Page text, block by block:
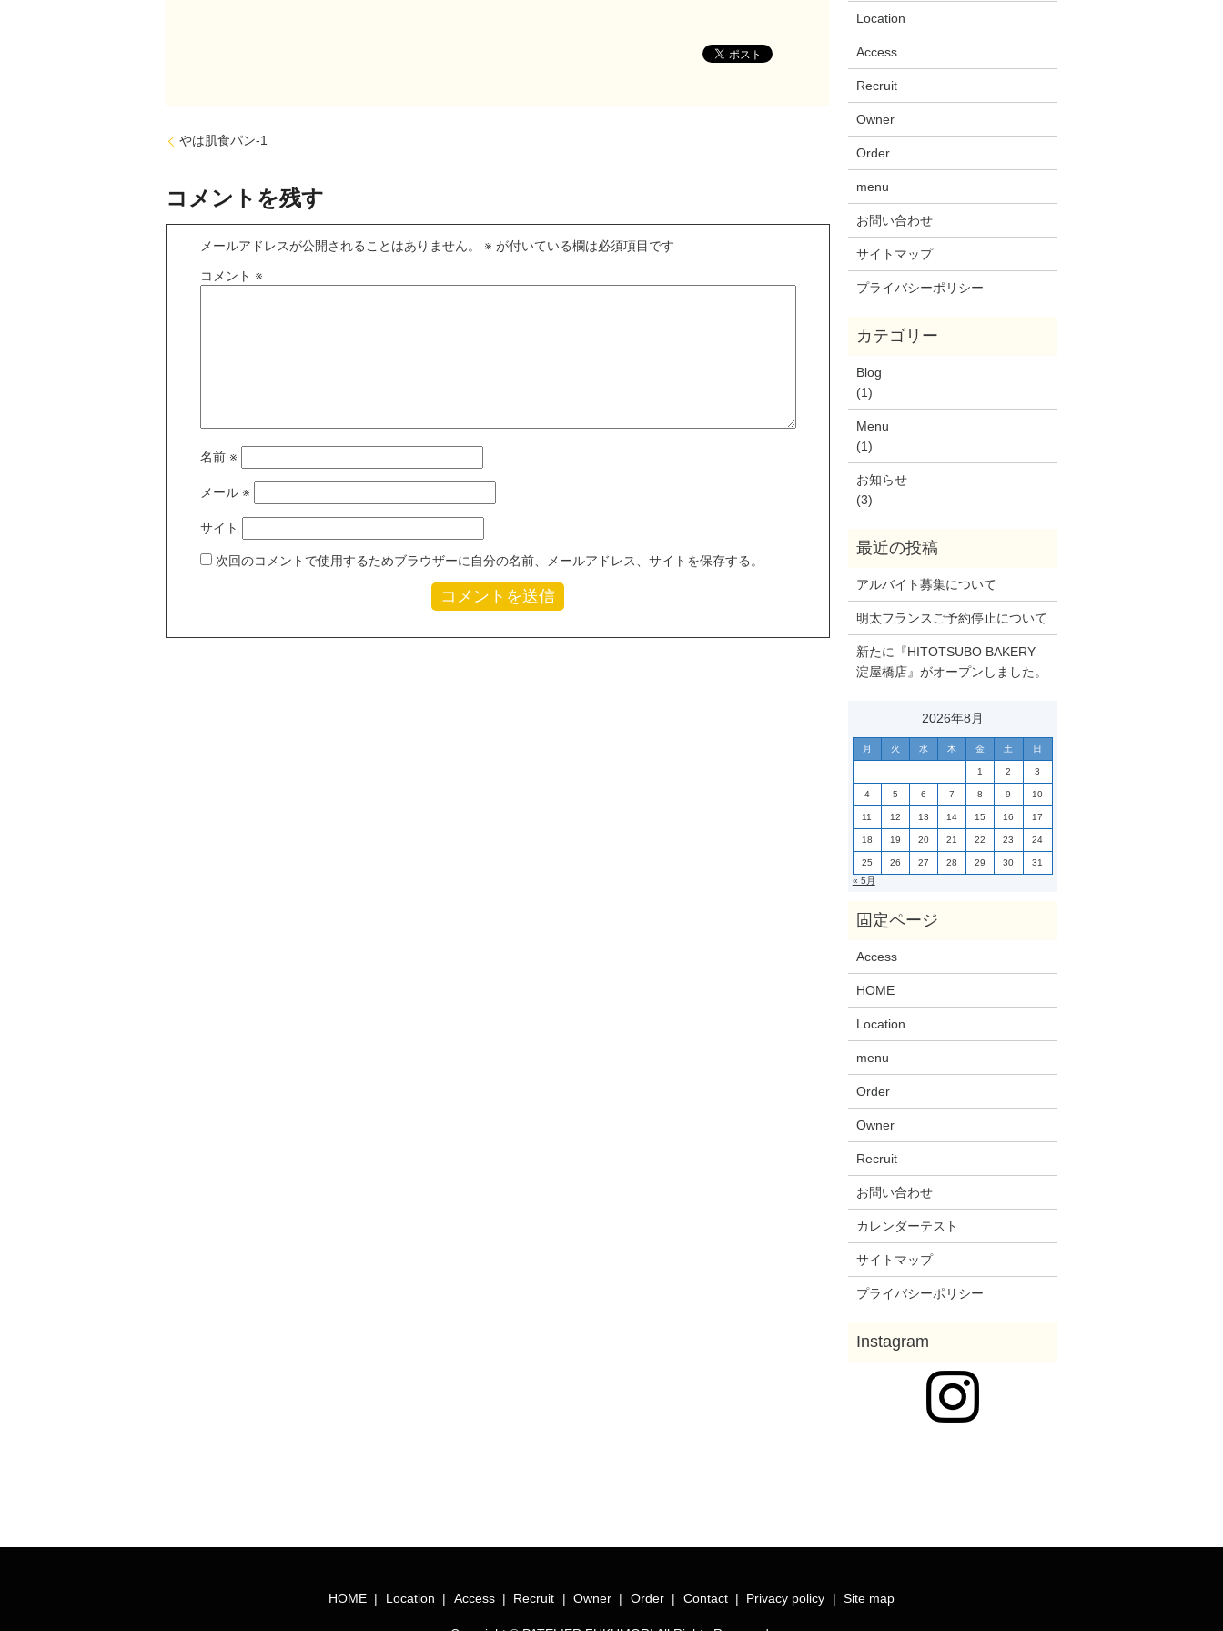
やは肌食パン-1
コメントを残す
メールアドレスが公開されることはありません。 ※ が付いている欄は必須項目です
コメント ※
名前 ※
メール ※
サイト
次回のコメントで使用するためブラウザーに自分の名前、メールアドレス、サイトを保存する。
Location
Access
Recruit
Owner
Order
menu
お問い合わせ
サイトマップ
プライバシーポリシー
Blog
(1)
Menu
(1)
お知らせ
(3)
アルバイト募集について
明太フランスご予約停止について
新たに『HITOTSUBO BAKERY
淀屋橋店』がオープンしました。
2026年8月
月 火 水 木 金 土 日
1 2 3
4 5 6 7 8 9 10
11 12 13 14 15 16 17
18 19 20 21 22 23 24
25 26 27 28 29 30
31
« 5月
Access
HOME
Location
menu
Order
Owner
Recruit
お問い合わせ
カレンダーテスト
サイトマップ
プライバシーポリシー
HOME Location Access Recruit Owner Order Contact Privacy policy Site map